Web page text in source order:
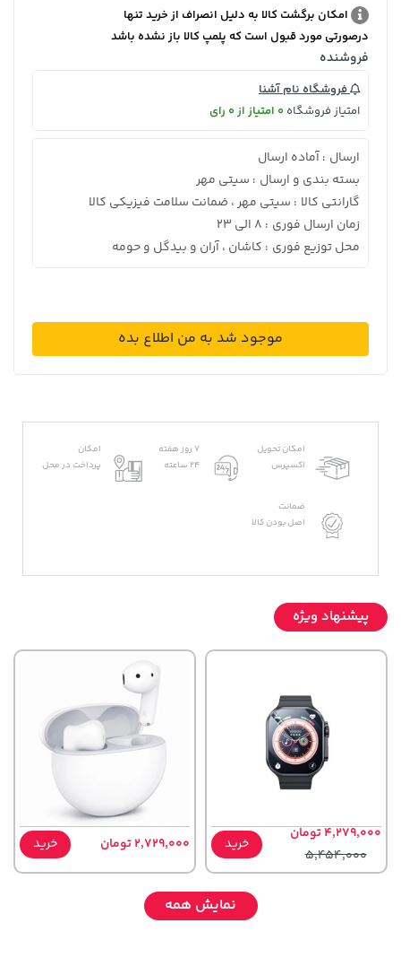
امکان برگشت کالا به دلیل انصراف از خرید تنها
درصورتی مورد قبول است که پلمپ کالا باز نشده باشد
فروشنده
فروشگاه نام آشنا
امتیاز فروشگاه 0 امتیاز از 0 رای
ارسال : آماده ارسال
بسته بندی و ارسال : سیتی مهر
گارانتی کالا : سیتی مهر ، ضمانت سلامت فیزیکی کالا
زمان ارسال فوری : 8 الی 23
محل توزیع فوری : کاشان ، آران و بیدگل و حومه
موجود شد به من اطلاع بده
امکان تحویل
اکسپرس
7 روز هفته
24 ساعته
امکان
پرداخت در محل
ضمانت
اصل بودن کالا
پیشنهاد ویژه
4,279,000 تومان
5,454,000
خرید 2,729,000 تومان خرید
نمایش همه